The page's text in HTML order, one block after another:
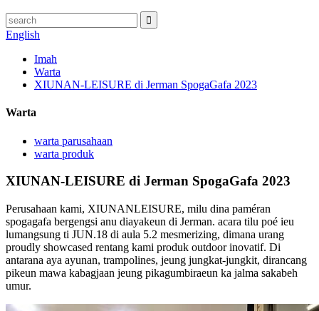
English
Imah
Warta
XIUNAN-LEISURE di Jerman SpogaGafa 2023
Warta
warta parusahaan
warta produk
XIUNAN-LEISURE di Jerman SpogaGafa 2023
Perusahaan kami, XIUNANLEISURE, milu dina paméran
spogagafa bergengsi anu diayakeun di Jerman. acara tilu poé ieu
lumangsung ti JUN.18 di aula 5.2 mesmerizing, dimana urang
proudly showcased rentang kami produk outdoor inovatif. Di
antarana aya ayunan, trampolines, jeung jungkat-jungkit, dirancang
pikeun mawa kabagjaan jeung pikagumbiraeun ka jalma sakabeh
umur.